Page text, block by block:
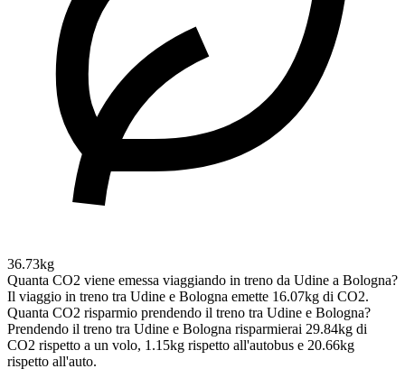
36.73kg
Quanta CO2 viene emessa viaggiando in treno da Udine a Bologna?
Il viaggio in treno tra Udine e Bologna emette 16.07kg di CO2.
Quanta CO2 risparmio prendendo il treno tra Udine e Bologna?
Prendendo il treno tra Udine e Bologna risparmierai 29.84kg di
CO2 rispetto a un volo, 1.15kg rispetto all'autobus e 20.66kg
rispetto all'auto.